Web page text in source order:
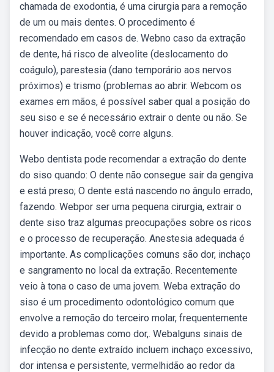
chamada de exodontia, é uma cirurgia para a remoção
de um ou mais dentes. O procedimento é
recomendado em casos de. Webno caso da extração
de dente, há risco de alveolite (deslocamento do
coágulo), parestesia (dano temporário aos nervos
próximos) e trismo (problemas ao abrir. Webcom os
exames em mãos, é possível saber qual a posição do
seu siso e se é necessário extrair o dente ou não. Se
houver indicação, você corre alguns.
Webo dentista pode recomendar a extração do dente
do siso quando: O dente não consegue sair da gengiva
e está preso; O dente está nascendo no ângulo errado,
fazendo. Webpor ser uma pequena cirurgia, extrair o
dente siso traz algumas preocupações sobre os ricos
e o processo de recuperação. Anestesia adequada é
importante. As complicações comuns são dor, inchaço
e sangramento no local da extração. Recentemente
veio à tona o caso de uma jovem. Weba extração do
siso é um procedimento odontológico comum que
envolve a remoção do terceiro molar, frequentemente
devido a problemas como dor,. Webalguns sinais de
infecção no dente extraído incluem inchaço excessivo,
dor intensa e persistente, vermelhidão ao redor da